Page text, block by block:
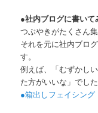
●社内ブログに書いて
つぶやきがたくさん
それを元に社内ブロ
す。
例えば、「むずかし
た方がいいな」でし
●箱出しフェイシング